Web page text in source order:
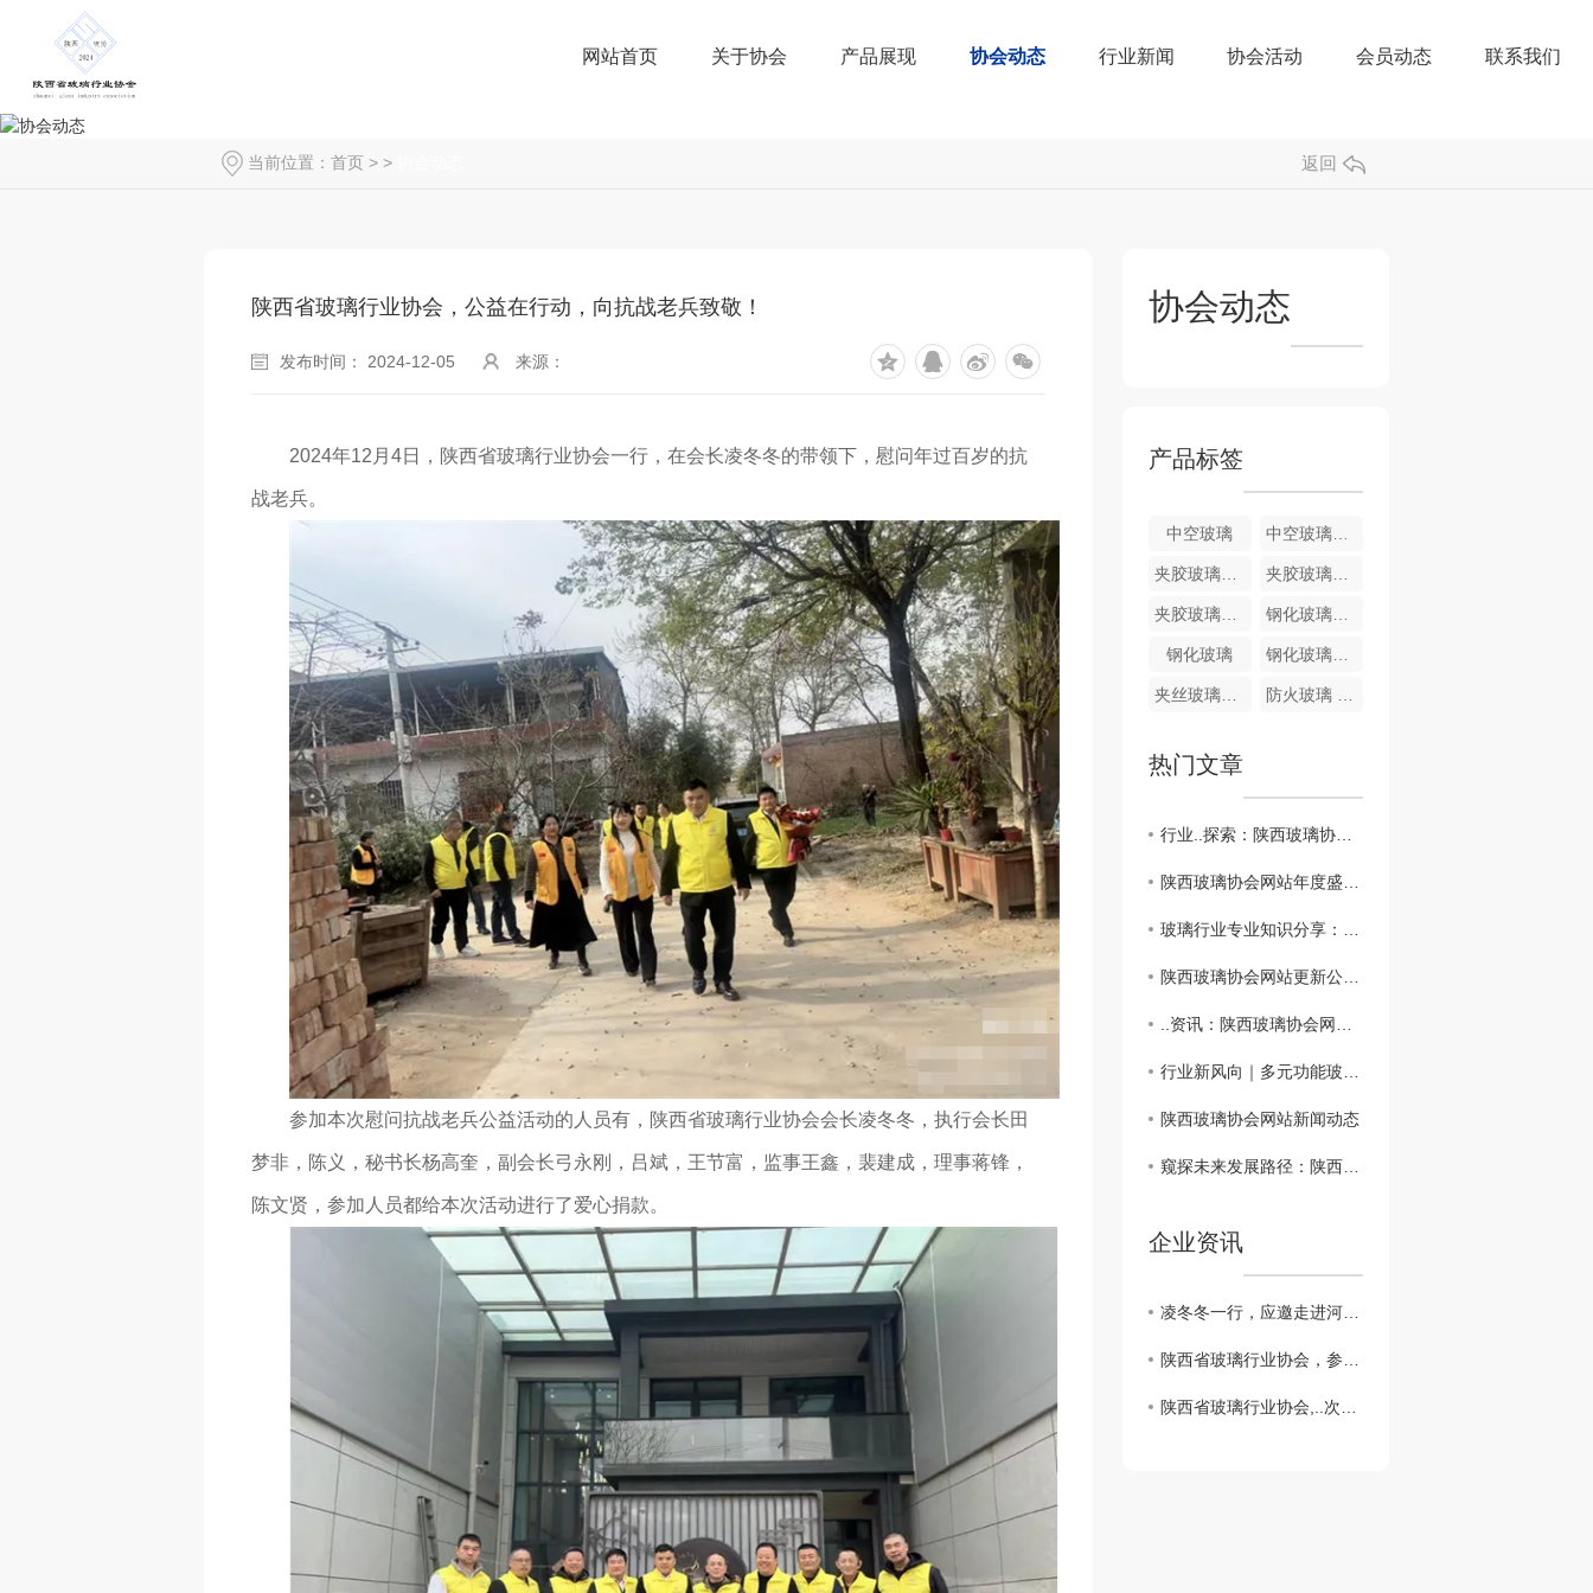
网站首页 关于协会 产品展现 协会动态 行业新闻 协会活动 会员动态 联系我们
当前位置： 首页 > > 返回
陕西省玻璃行业协会，公益在行动，向抗战老兵致敬！
发布时间： 2024-12-05 来源：
2024年12月4日，陕西省玻璃行业协会一行，在会长凌冬冬的带领下，慰问年过百岁的抗
战老兵。
参加本次慰问抗战老兵公益活动的人员有，陕西省玻璃行业协会会长凌冬冬，执行会长田
梦非，陈义，秘书长杨高奎，副会长弓永刚，吕斌，王节富，监事王鑫，裴建成，理事蒋锋，
陈文贤，参加人员都给本次活动进行了爱心捐款。
协会动态
产品标签
中空玻璃 中空玻璃厂家
夹胶玻璃施工 夹胶玻璃安装
夹胶玻璃安装规范 钢化玻璃批发
钢化玻璃 钢化玻璃原片价格
夹丝玻璃展示 防火玻璃 制造设计
热门文章
行业..探索：陕西玻璃协会网站深度报道
陕西玻璃协会网站年度盛事回顾
玻璃行业专业知识分享：陕西玻璃协会网站..解读
陕西玻璃协会网站更新公告内容
..资讯：陕西玻璃协会网站发布重要通知
行业新风向｜多元功能玻璃迭代升级，拓展陕西玻璃应用新场景
陕西玻璃协会网站新闻动态
窥探未来发展路径：陕西玻璃协会网站内容概览
企业资讯
凌冬冬一行，应邀走进河南中联玻璃有限公司，考察交流学习
陕西省玻璃行业协会，参加中国玻璃行业协会2024年会。
陕西省玻璃行业协会,..次次会员大会。